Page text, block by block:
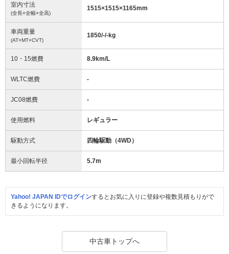
室内寸法
(全長×全幅×全高)
1515×1515×1165mm
車両重量
(AT×MT×CVT)
1850/-/-kg
10・15燃費 8.9km/L
WLTC燃費 -
JC08燃費 -
使用燃料 レギュラー
駆動方式 四輪駆動（4WD）
最小回転半径 5.7m
Yahoo! JAPAN IDでログインするとお気に入りに登録や複数見積もりがで
きるようになります。
中古車トップへ